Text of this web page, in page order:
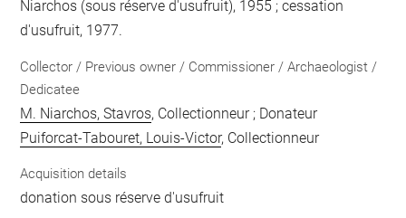
Niarchos (sous réserve d'usufruit), 1955 ; cessation
d'usufruit, 1977.
Collector / Previous owner / Commissioner / Archaeologist /
Dedicatee
M. Niarchos, Stavros, Collectionneur ; Donateur
Puiforcat-Tabouret, Louis-Victor, Collectionneur
Acquisition details
donation sous réserve d'usufruit